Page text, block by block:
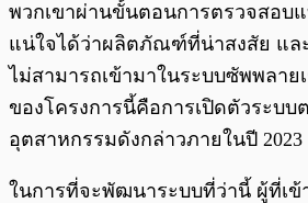
พวกเขาผ่านขั้นตอนการตรวจสอบ
แน่ใจได้ว่าผลิตภัณฑ์ที่น่าสงสัย แล
ไม่สามารถเข้ามาในระบบซัพพลาย
ของโครงการนี้คือการเปิดตัวระบบ
อุตสาหกรรมดังกล่าวภายในปี 2023
ในการที่จะพัฒนาระบบที่ว่านี้ ผู้ที่เ